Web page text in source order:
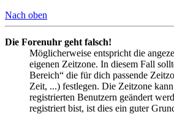
Nach oben
Die Forenuhr geht falsch!
Möglicherweise entspricht die
eigenen Zeitzone. In diesem Fall
Bereich“ die für dich passende
Zeit, ...) festlegen. Die Zeitzone
registrierten Benutzern geändert
registriert bist, ist dies ein guter